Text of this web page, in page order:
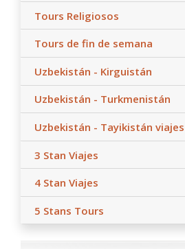
Tours Religiosos
Tours de fin de semana
Uzbekistán - Kirguistán
Uzbekistán - Turkmenistán
Uzbekistán - Tayikistán viajes
3 Stan Viajes
4 Stan Viajes
5 Stans Tours